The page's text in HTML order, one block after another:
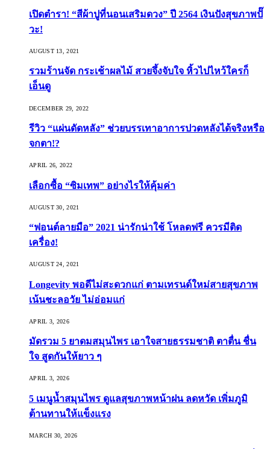
เปิดตำรา! “สีผ้าปูที่นอนเสริมดวง” ปี 2564 เงินปังสุขภาพปั๊
วะ!
AUGUST 13, 2021
รวมร้านจัด กระเช้าผลไม้ สวยจึ้งจับใจ หิ้วไปไหว้ใครก็
เอ็นดู
DECEMBER 29, 2022
รีวิว “แผ่นดัดหลัง” ช่วยบรรเทาอาการปวดหลังได้จริงหรือ
จกตา!?
APRIL 26, 2022
เลือกซื้อ “ซิมเทพ” อย่างไรให้คุ้มค่า
AUGUST 30, 2021
“ฟอนต์ลายมือ” 2021 น่ารักน่าใช้ โหลดฟรี ควรมีติด
เครื่อง!
AUGUST 24, 2021
Longevity พอดีไม่สะดวกแก่ ตามเทรนด์ใหม่สายสุขภาพ
เน้นชะลอวัย ไม่อ่อมแก่
APRIL 3, 2026
มัดรวม 5 ยาดมสมุนไพร เอาใจสายธรรมชาติ ตาตื่น ชื่น
ใจ สูดกันให้ยาว ๆ
APRIL 3, 2026
5 เมนูน้ำสมุนไพร ดูแลสุขภาพหน้าฝน ลดหวัด เพิ่มภูมิ
ต้านทานให้แข็งแรง
MARCH 30, 2026